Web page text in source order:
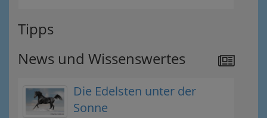
Tipps
News und Wissenswertes
Die Edelsten unter der
Sonne